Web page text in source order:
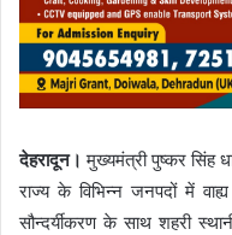
देहरादून। मुख्यमंत्री पुष्कर सिंह
राज्य के विभिन्न जनपदों में वाह्य
सौन्दर्यीकरण के साथ शहरी